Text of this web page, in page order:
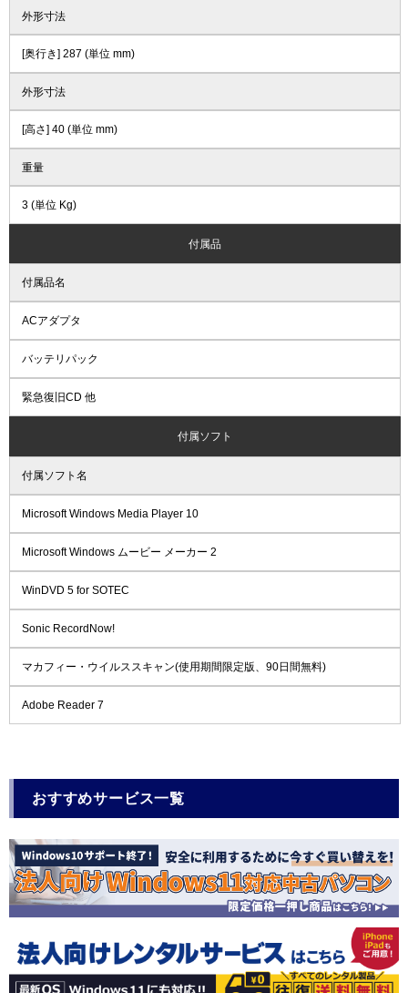
外形寸法
[奥行き] 287 (単位 mm)
外形寸法
[高さ] 40 (単位 mm)
重量
3 (単位 Kg)
付属品
付属品名
ACアダプタ
バッテリパック
緊急復旧CD 他
付属ソフト
付属ソフト名
Microsoft Windows Media Player 10
Microsoft Windows ムービー メーカー 2
WinDVD 5 for SOTEC
Sonic RecordNow!
マカフィー・ウイルススキャン(使用期間限定版、90日間無料)
Adobe Reader 7
おすすめサービス一覧